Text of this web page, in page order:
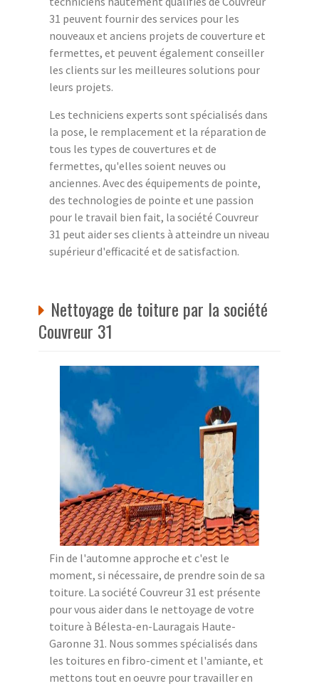
31 peuvent fournir des services pour les
nouveaux et anciens projets de couverture et
fermettes, et peuvent également conseiller
les clients sur les meilleures solutions pour
leurs projets.
Les techniciens experts sont spécialisés dans
la pose, le remplacement et la réparation de
tous les types de couvertures et de
fermettes, qu'elles soient neuves ou
anciennes. Avec des équipements de pointe,
des technologies de pointe et une passion
pour le travail bien fait, la société Couvreur
31 peut aider ses clients à atteindre un niveau
supérieur d'efficacité et de satisfaction.
Nettoyage de toiture par la société
Couvreur 31
Fin de l'automne approche et c'est le
moment, si nécessaire, de prendre soin de sa
toiture. La société Couvreur 31 est présente
pour vous aider dans le nettoyage de votre
toiture à Bélesta-en-Lauragais Haute-
Garonne 31. Nous sommes spécialisés dans
les toitures en fibro-ciment et l'amiante, et
mettons tout en oeuvre pour travailler en